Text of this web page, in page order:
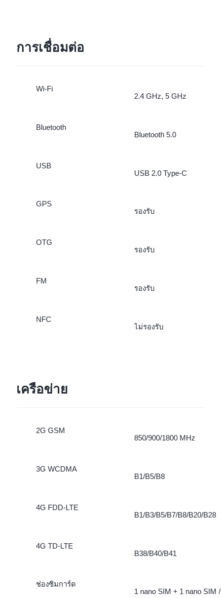
การเชื่อมต่อ
Wi-Fi
2.4 GHz, 5 GHz
Bluetooth
Bluetooth 5.0
USB
USB 2.0 Type-C
GPS
รองรับ
OTG
รองรับ
FM
รองรับ
NFC
ไม่รองรับ
เครือข่าย
2G GSM
850/900/1800 MHz
3G WCDMA
B1/B5/B8
4G FDD-LTE
B1/B3/B5/B7/B8/B20/B28
4G TD-LTE
B38/B40/B41
ช่องซิมการ์ด
1 nano SIM + 1 nano SIM /